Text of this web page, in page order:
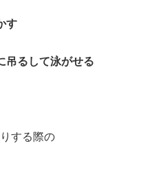
す
るして泳がせる
する際の